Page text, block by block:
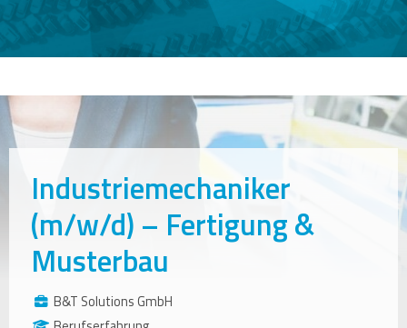
Industriemechaniker
(m/w/d) – Fertigung &
Musterbau
B&T Solutions GmbH